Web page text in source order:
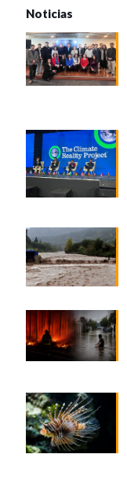
Noticias